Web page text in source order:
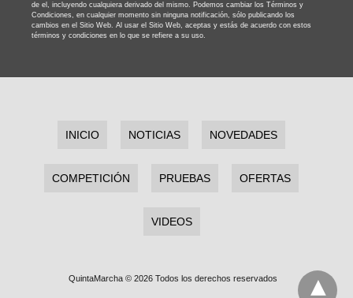
de el, incluyendo cualquiera derivado del mismo. Podemos cambiar los Términos y
Condiciones, en cualquier momento sin ninguna notificación, sólo publicando los
cambios en el Sitio Web. Al usar el Sitio Web, aceptas y estás de acuerdo con estos
términos y condiciones en lo que se refiere a su uso.
INICIO NOTICIAS NOVEDADES
COMPETICIÓN PRUEBAS OFERTAS
VIDEOS
QuintaMarcha © 2026 Todos los derechos reservados